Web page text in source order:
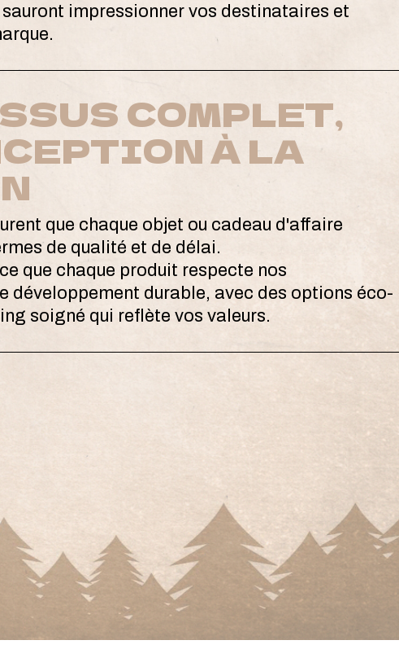
impressionner vos destinataires et
COMPLET,
À LA
que chaque objet ou cadeau d'affaire
de qualité et de délai.
que chaque produit respecte nos
développement durable, avec des options éco-
soigné qui reflète vos valeurs.